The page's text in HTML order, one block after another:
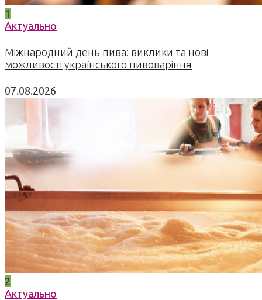
1
Актуально
Міжнародний день пива: виклики та нові
можливості українського пивоваріння
07.08.2026
2
Актуально